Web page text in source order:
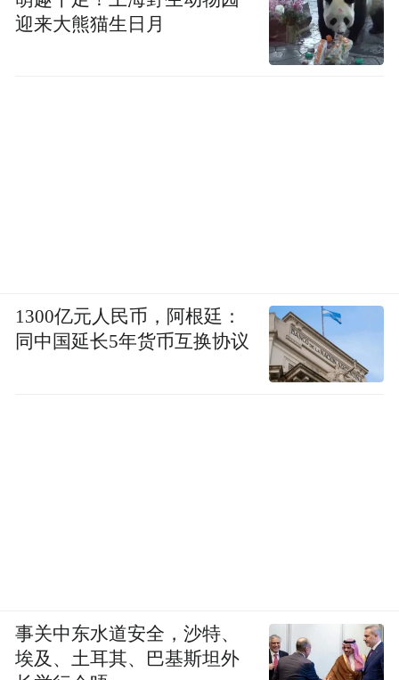
迎来大熊猫生日月
1300亿元人民币，阿根廷：
同中国延长5年货币互换协议
事关中东水道安全，沙特、
埃及、土耳其、巴基斯坦外